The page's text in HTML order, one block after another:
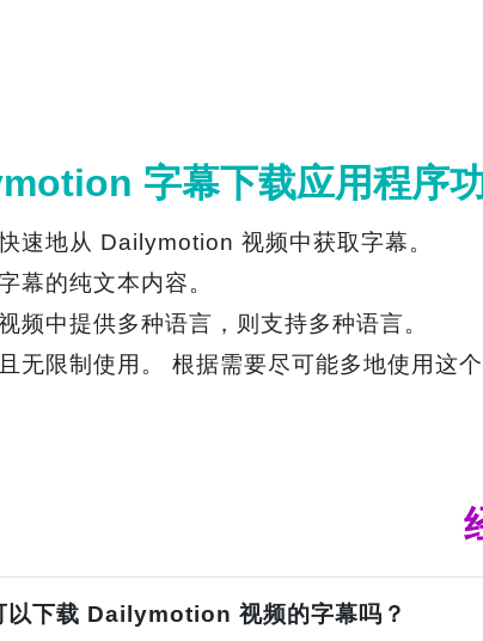
字幕下载应用程序功
速地从 Dailymotion 视频中获取字幕。
幕的纯文本内容。
频中提供多种语言，则支持多种语言。
无限制使用。 根据需要尽可能多地使用这个
以下载 Dailymotion 视频的字幕吗？